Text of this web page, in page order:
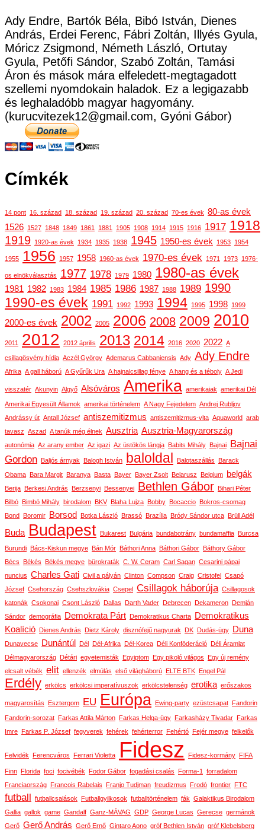
Ady Endre, Bartók Béla, Bibó István, Dienes
András, Erdei Ferenc, Fábri Zoltán, Illyés Gyula,
Móricz Zsigmond, Németh László, Ortutay
Gyula, Petőfi Sándor, Szabó Zoltán, Tamási
Áron és mások mára elfeledett-megtagadott
szellemi nyomdokain haladok. Ez a legigazabb
és leghaladóbb magyar hagyomány.
(kurucvitezek12@gmail.com, Gyóni Gábor)
Címkék
14 pont 16. század 18. század 19. század 20. század 70-es évek 80-as évek
1526 1527 1848 1849 1861 1881 1905 1908 1914 1915 1916 1917 1918
1919 1920-as évek 1934 1935 1938 1945 1950-es évek 1953 1954
1955 1956 1957 1958 1960-as évek 1970-es évek 1971 1973 1976-
os elnökválasztás 1977 1978 1979 1980 1980-as évek
1981 1982 1983 1984 1985 1986 1987 1988 1989 1990
1990-es évek 1991 1992 1993 1994 1995 1998 1999
2000-es évek 2002 2005 2006 2008 2009 2010
2011 2012 2012 április 2013 2014 2016 2020 2022 A
csillagösvény hídja Aczél György Ademarus Cabbaniensis Ady Ady Endre
Afrika A gall háború A Gyűrűk Ura A hajnalcsillag fénye A hang és a téboly A Jedi
visszatér Akunyin Algyő Alsóváros Amerika amerikaiak amerikai Dél
Amerikai Egyesült Államok amerikai történelem A Nagy Fejedelem Andrej Rubljov
Andrássy út Antall József antiszemitizmus antiszemitizmus-vita Aquaworld arab
tavasz Aszad A tanúk még élnek Ausztria Ausztria-Magyarország
autonómia Az arany ember Az igazi Az üstökös lángja Babits Mihály Bajnai Bajnai
Gordon Baljós árnyak Balogh István baloldal Balotaszállás Barack
Obama Bara Margit Baranya Basta Bayer Bayer Zsolt Belarusz Belgium belgák
Berija Berkesi András Berzsenyi Bessenyei Bethlen Gábor Bihari Péter
Bilbó Bimbó Mihály birodalom BKV Blaha Lujza Bobby Bocaccio Bokros-csomag
Bond Boromir Borsod Botka László Brassó Brazília Bródy Sándor utca Brüll Adél
Buda Budapest Bukarest Bulgária bundabotrány bundamaffia Burcsa
Burundi Bács-Kiskun megye Bán Mór Báthori Anna Báthori Gábor Báthory Gábor
Bécs Békés Békés megye bürokraták C. W. Ceram Carl Sagan Cesarini pápai
nuncius Charles Gati Civil a pályán Clinton Compson Craig Cristofel Csapó
József Csehország Csehszlovákia Csepel Csillagok háborúja Csillagosok
katonák Csokonai Csont László Dallas Darth Vader Debrecen Dekameron Demján
Sándor demográfia Demokrata Párt Demokratikus Charta
Demokratikus
Koalíció Dienes András Dietz Károly disznófejű nagyurak DK Dudás-ügy Duna
Dunavecse Dunántúl Dél Dél-Afrika Dél-Korea Déli Konföderáció Déli Áramlat
Délmagyarország Détári egyetemisták Egyiptom Egy pikoló világos Egy új remény
elcsalt vébék elit ellenzék elmúlás első világháború ELTE BTK Engel Pál
Erdély erkölcs erkölcsi imperatívuszok erkölcstelenség erotika erőszakos
magyarosítás Esztergom EU Európa Ewing-party ezüstcsapat Fandorin
Fandorin-sorozat Farkas Attila Márton Farkas Helga-ügy Farkasházy Tivadar Farkas
Imre Farkas P. József fegyverek fehérek fehérterror Fehértó Fejér megye felkelők
Felvidék Ferencváros Ferrari Violetta Fidesz Fidesz-kormány FIFA
Finn Florida foci focivébék Fodor Gábor fogadási csalás Forma-1
forradalom
Franciaország Francois Rabelais Franjo Tudjman freudizmus Frodó frontier FTC
futball futballcsalások Futballgyilkosok futballtörténelem fák Galaktikus Birodalom
Gallia gallok game Gandalf Ganz-MÁVAG GDP George Lucas Gerecse germánok
Gerő Gerő András Gerő Ernő Gintaro Aono gróf Bethlen István gróf Klebelsberg